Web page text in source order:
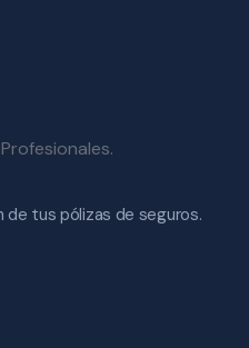
tus pólizas de seguros.